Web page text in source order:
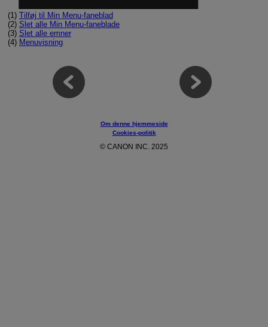
(1) Tilføj til Min Menu-faneblad
(2) Slet alle Min Menu-faneblade
(3) Slet alle emner
(4) Menuvisning
Om denne hjemmeside
Cookies-politik
© CANON INC. 2025